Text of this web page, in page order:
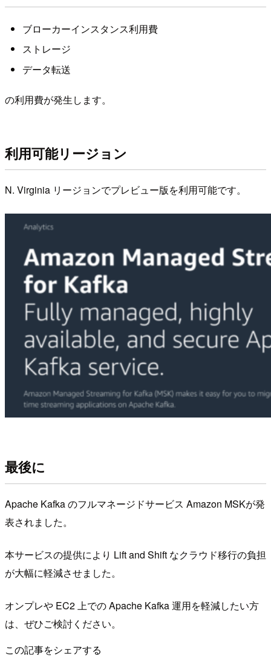
ブローカーインスタンス利用費
ストレージ
データ転送
の利用費が発生します。
利用可能リージョン
N. Virginia リージョンでプレビュー版を利用可能です。
最後に
Apache Kafka のフルマネージドサービス Amazon MSKが発
表されました。
本サービスの提供により Lift and Shift なクラウド移行の負担
が大幅に軽減させました。
オンプレや EC2 上での Apache Kafka 運用を軽減したい方
は、ぜひご検討ください。
この記事をシェアする